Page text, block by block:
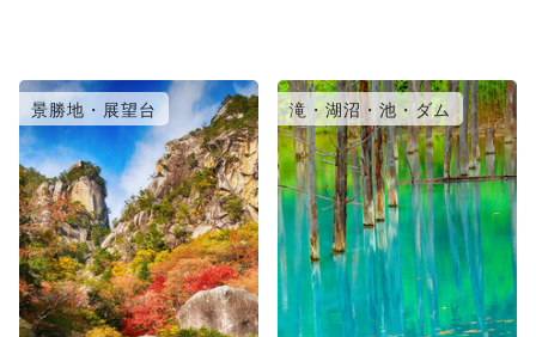
景勝地・展望台 滝・湖沼・池・ダム